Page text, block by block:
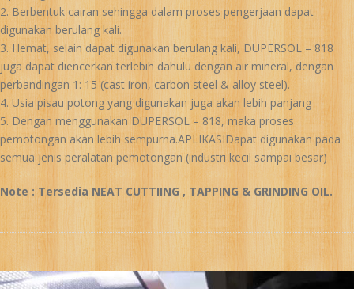
Berbentuk cairan sehingga dalam proses pengerjaan dapat
digunakan berulang kali.
Hemat, selain dapat digunakan berulang kali, DUPERSOL – 818
juga dapat diencerkan terlebih dahulu dengan air mineral, dengan
perbandingan 1: 15 (cast iron, carbon steel & alloy steel).
Usia pisau potong yang digunakan juga akan lebih panjang
Dengan menggunakan DUPERSOL – 818, maka proses
pemotongan akan lebih sempurna.APLIKASIDapat digunakan pada
semua jenis peralatan pemotongan (industri kecil sampai besar)
Note : Tersedia NEAT CUTTIING , TAPPING & GRINDING OIL.